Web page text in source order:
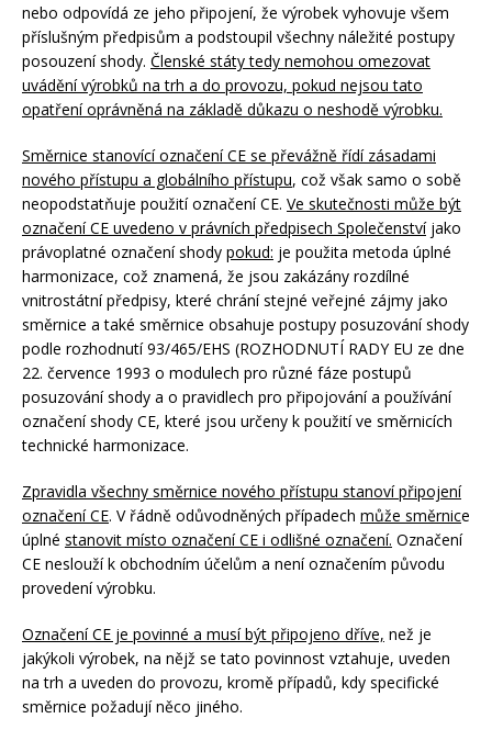
nebo odpovídá ze jeho připojení, že výrobek vyhovuje všem
příslušným předpisům a podstoupil všechny náležité postupy
posouzení shody. Členské státy tedy nemohou omezovat
uvádění výrobků na trh a do provozu, pokud nejsou tato
opatření oprávněná na základě důkazu o neshodě výrobku.
Směrnice stanovící označení CE se převážně řídí zásadami
nového přístupu a globálního přístupu, což však samo o sobě
neopodstatňuje použití označení CE. Ve skutečnosti může být
označení CE uvedeno v právních předpisech Společenstvíjako
právoplatné označení shody pokud: je použita metoda úplné
harmonizace, což znamená, že jsou zakázány rozdílné
vnitrostátní předpisy, které chrání stejné veřejné zájmy jako
směrnice a také směrnice obsahuje postupy posuzování shody
podle rozhodnutí 93/465/EHS (ROZHODNUTÍ RADY EU ze dne
22. července 1993 o modulech pro různé fáze postupů
posuzování shody a o pravidlech pro připojování a používání
označení shody CE, které jsou určeny k použití ve směrnicích
technické harmonizace.
Zpravidla všechny směrnice nového přístupu stanoví připojení
označení CE. V řádně odůvodněných případech může směrnice
úplné stanovit místo označení CE i odlišné označení. Označení
CE neslouží k obchodním účelům a není označením původu
provedení výrobku.
Označení CE je povinné a musí být připojeno dříve, než je
jakýkoli výrobek, na nějž se tato povinnost vztahuje, uveden
na trh a uveden do provozu, kromě případů, kdy specifické
směrnice požadují něco jiného.